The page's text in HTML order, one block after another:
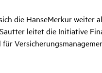
die HanseMerkur weiter
leitet die Initiative